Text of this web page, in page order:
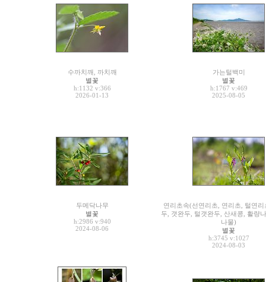
수까치깨, 까치깨
별꽃
h:1132 v:366
2026-01-13
가는털백미
별꽃
h:1767 v:469
2025-08-05
두메닥나무
별꽃
h:2986 v:940
2024-08-06
연리초속(선연리초, 연리초, 털연리
두, 갯완두, 털갯완두, 산새콩, 활량
나물)
별꽃
h:3745 v:1027
2024-08-03